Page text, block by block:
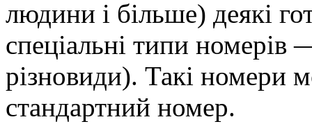
людини і більше) деякі
спеціальні типи
різновиди). Такі номери
стандартний номер.